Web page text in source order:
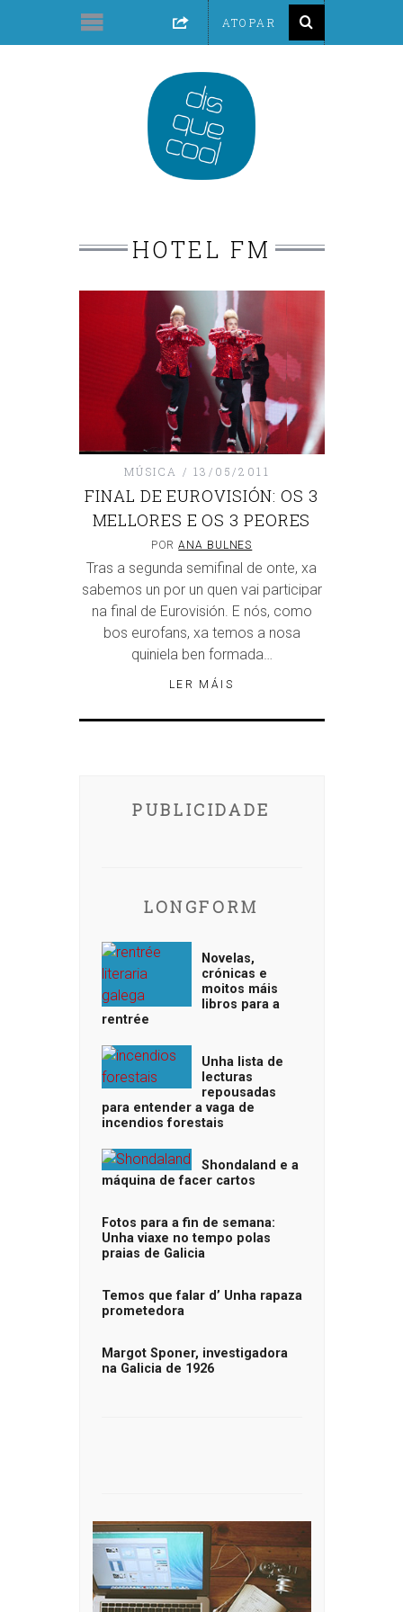
HOTEL FM
MÚSICA 13/05/2011
FINAL DE EUROVISIÓN: OS 3
MELLORES E OS 3 PEORES
PORANA BULNES
Tras a segunda semifinal de onte, xa
sabemos un por un quen vai participar
na final de Eurovisión. E nós, como
bos eurofans, xa temos a nosa
quiniela ben formada…
LER MÁIS
PUBLICIDADE
LONGFORM
Novelas,
crónicas e
moitos máis
libros para a
rentrée
Unha lista de
lecturas
repousadas
para entender a vaga de
incendios forestais
Shondaland e a
máquina de facer cartos
Fotos para a fin de semana:
Unha viaxe no tempo polas
praias de Galicia
Temos que falar d’ Unha rapaza
prometedora
Margot Sponer, investigadora
na Galicia de 1926